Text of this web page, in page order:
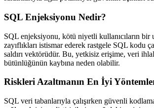
SQL Enjeksiyonu Nedir?
SQL enjeksiyonu, kötü niyetli kullanıcıların bir
zayıflıkları istismar ederek rastgele SQL kodu
saldırı vektörüdür. Bu, yetkisiz erişime, veri
bütünlüğünün kaybına neden olabilir.
Riskleri Azaltmanın En İyi
SQL veri tabanlarıyla çalışırken güvenli